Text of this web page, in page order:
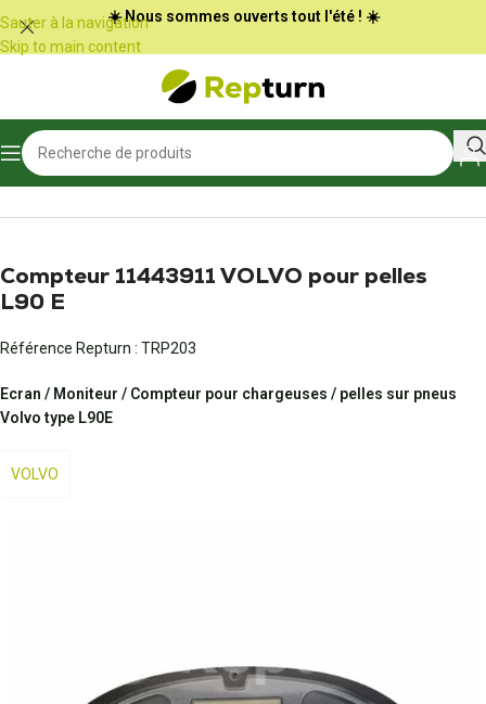
Panneau de gestion des cookies
Sauter à la navigation
Skip to main content
☀️ Nous sommes ouverts tout l'été ! ☀️
Accueil Pupitre, écran et compteur
Compteur 11443911 VOLVO pour pelles
L90 E
Référence Repturn : TRP203
Ecran / Moniteur / Compteur pour chargeuses / pelles sur pneus
Volvo type L90E
VOLVO